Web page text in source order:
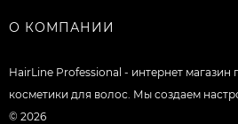
О КОМПАНИИ
HairLine Professional - интернет
косметики для волос. Мы создаем
© 2026